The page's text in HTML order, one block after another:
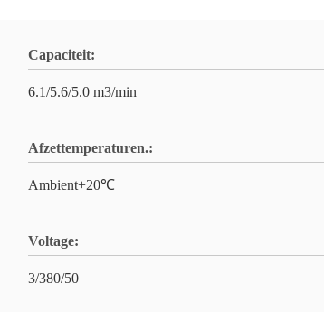
Capaciteit:
6.1/5.6/5.0 m3/min
Afzettemperaturen.:
Ambient+20℃
Voltage:
3/380/50